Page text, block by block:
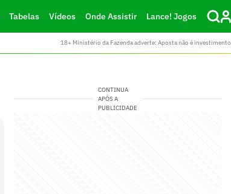
Tabelas Vídeos Onde Assistir Lance! Jogos
18+ Ministério da Fazenda adverte: Aposta não é investimento
CONTINUA
APÓS A
PUBLICIDADE